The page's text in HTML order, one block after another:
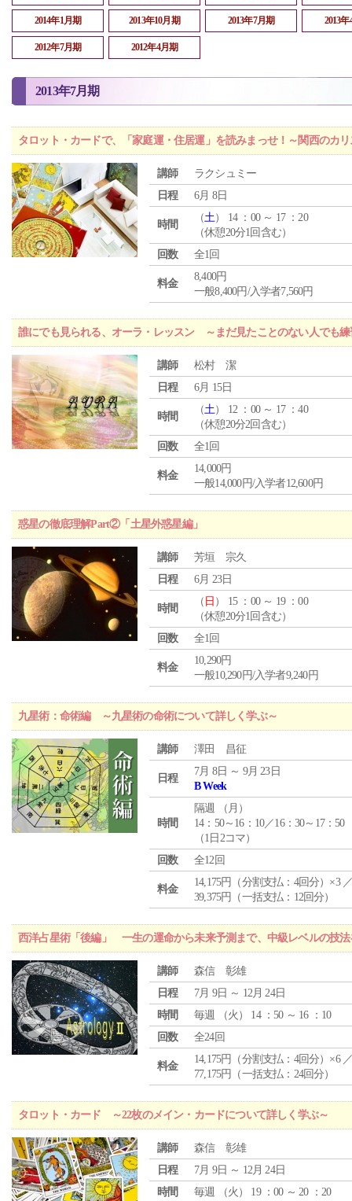
2014年1月期 2013年10月期 2013年7月期 2013
2012年7月期 2012年4月期
2013年7月期
タロット・カードで、「家庭運・住居運」を読みまっせ！～関西のカ
講師
ラクシュミー
日程
6月 8日
時間
（土） 14 ：00 ～ 17 ：20
（休憩20分1回含む）
回数
全1回
料金
8,400円
一般8,400円/入学者7,560円
誰にでも見られる、オーラ・レッスン ～まだ見たことのない人でも
講師
松村 潔
日程
6月 15日
時間
（土） 12 ：00 ～ 17 ：40
（休憩20分2回含む）
回数
全1回
料金
14,000円
一般14,000円/入学者12,600円
惑星の徹底理解Part②「土星外惑星編」
講師
芳垣 宗久
日程
6月 23日
時間
（ 日 ） 15 ：00 ～ 19 ：00
（休憩20分1回含む）
回数
全1回
料金
10,290円
一般10,290円/入学者9,240円
九星術：命術編 ～九星術の命術について詳しく学ぶ～
講師 澤田 昌征
日程
7月 8日 ～ 9月 23日
B Week
時間
隔週 （ 月 ）
14：50～16：10／16：30～17：50
（1日2コマ）
回数
全12回
料金
14,175円（分割支払：4回分）×3
39,375円（一括支払：12回分）
西洋占星術「後編」 一生の運命から未来予測まで、中級レベルの技法
講師
森信 彰雄
日程
7月 9日 ～ 12月 24日
時間
毎週 （火 ） 14 ：50 ～ 16 ：10
回数
全24回
料金
14,175円（分割支払：4回分）×6
77,175円（一括支払：24回分）
タロット・カード ～22枚のメイン・カードについて詳しく学ぶ～
講師
森信 彰雄
日程
7月 9日 ～ 12月 24日
時間
毎週 （火 ） 19 ：00 ～ 20 ：20